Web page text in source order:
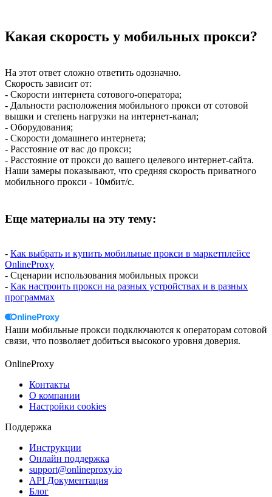
Какая скорость у мобильных прокси?
На этот ответ сложно ответить одозначно.
Скорость зависит от:
- Скорости интернета сотового-оператора;
- Дальности расположения мобильного прокси от сотовой
вышки и степень нагрузки на интернет-канал;
- Оборудования;
- Скорости домашнего интернета;
- Расстояние от вас до прокси;
- Расстояние от прокси до вашего целевого интернет-сайта.
Наши замеры показывают, что средняя скорость приватного
мобильного прокси - 10мбит/с.
Еще материалы на эту тему:
- Как выбрать и купить мобильные прокси в маркетплейсе
OnlineProxy
- Сценарии использования мобильных прокси
- Как настроить прокси на разных устройствах и в разных
программах
Наши мобильные прокси подключаются к операторам сотовой
связи, что позволяет добиться высокого уровня доверия.
OnlineProxy
Контакты
О компании
Настройки cookies
Поддержка
Инструкции
Онлайн поддержка
support@onlineproxy.io
API Документация
Блог